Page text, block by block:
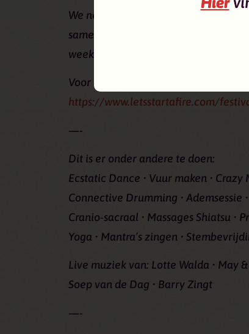
We nemen je hier graag in mee en
samen één groot vuur! Kom één
weekend!
Voor meer info, foto’s en het
https://www.letsstartafire.com/
—-
Dit is er onder andere te doen:
Ecstatic Dance • Vuur maken •
Connective Drumming • Ademsessie
Cranio-sacraal • Massages Shiatsu •
Yoga • Mantra’s zingen •
Live muziek van: Lotte Walda • May
Soep van de Dag • Barry Zingt
—-